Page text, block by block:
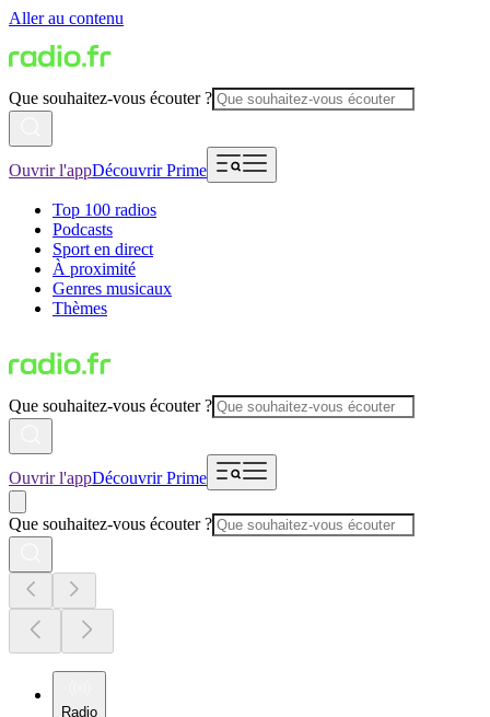
Aller au contenu
Que souhaitez-vous écouter ?
Ouvrir l'appDécouvrir Prime
Top 100 radios
Podcasts
Sport en direct
À proximité
Genres musicaux
Thèmes
Que souhaitez-vous écouter ?
Ouvrir l'appDécouvrir Prime
Que souhaitez-vous écouter ?
Radio